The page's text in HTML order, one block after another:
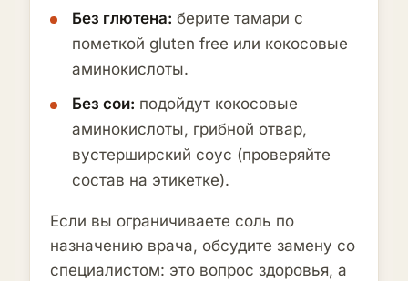
Без глютена: берите тамари с
пометкой gluten free или кокосовые
аминокислоты.
Без сои: подойдут кокосовые
аминокислоты, грибной отвар,
вустерширский соус (проверяйте
состав на этикетке).
Если вы ограничиваете соль по
назначению врача, обсудите замену со
специалистом: это вопрос здоровья, а